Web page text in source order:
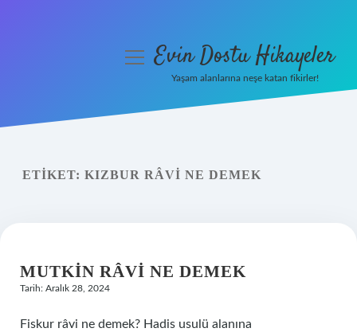
Yasal Uyarı
menüyüEvin Dostu Hikayeler
Yaşam alanlarına neşe katan fikirler!
ETIKET: KIZBUR RÂVI NE DEMEK
MUTKIN RÂVI NE DEMEK
Tarih: Aralık 28, 2024
Fiskur râvi ne demek? Hadis usulü alanına